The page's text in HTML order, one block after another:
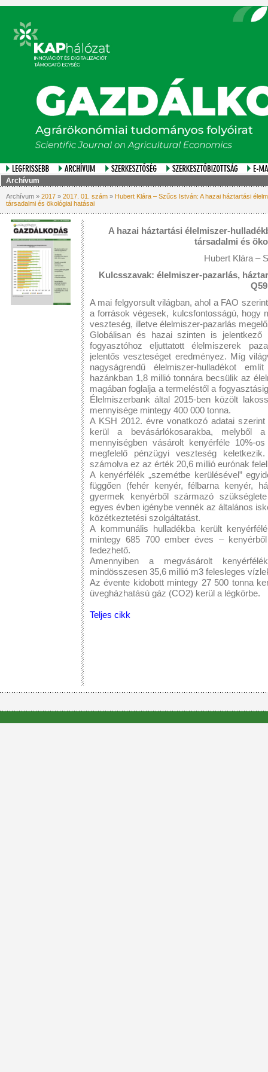
Archívum
Archívum » 2017 » 2017. 01. szám » Hubert Klára – Szűcs István: A hazai háztartási
társadalmi és ökológiai hatásai
A hazai háztartási élelmiszer-
társadalmi és
Hubert Klára –
Kulcsszavak: élelmiszer-pazarlás,
Q59
A mai felgyorsult világban, ahol a FAO
a források végesek, kulcsfontosságú, hogy
veszteség, illetve élelmiszer-pazarlás
Globálisan és hazai szinten is
fogyasztóhoz eljuttatott élelmiszerek
jelentős veszteséget eredményez. Míg
nagyságrendű élelmiszer-hulladékot
hazánkban 1,8 millió tonnára becsülik az
magában foglalja a termeléstől a
Élelmiszerbank által 2015-ben közölt
mennyisége mintegy 400 000 tonna.
A KSH 2012. évre vonatkozó adatai
kerül a bevásárlókosarakba, melyből
mennyiségben vásárolt kenyérféle 10%-
megfelelő pénzügyi veszteség
számolva ez az érték 20,6 millió eurónak
A kenyérfélék „szemétbe kerülésével”
függően (fehér kenyér, félbarna kenyér,
gyermek kenyérből származó
egyes évben igénybe vennék az általános
közétkeztetési szolgáltatást.
A kommunális hulladékba került
mintegy 685 700 ember éves –
fedezhető.
Amennyiben a megvásárolt
mindösszesen 35,6 millió m3 felesleges
Az évente kidobott mintegy 27 500 tonna
üvegházhatású gáz (CO2) kerül a légkörbe.
Teljes cikk